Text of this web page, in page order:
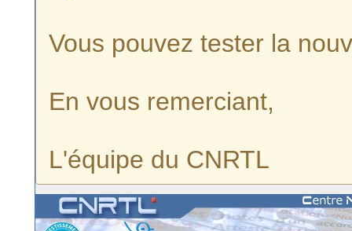
Vous pouvez tester la
En vous remerciant,
L'équipe du CNRTL